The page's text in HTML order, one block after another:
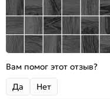
Вам помог этот отзыв?
Да
Нет